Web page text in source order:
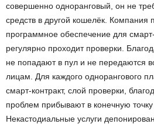
совершенно одноранговый, он не
средств в другой кошелёк. Компания
программное обеспечение для
регулярно проходит проверки.
не попадают в пул и не передаются
лицам. Для каждого однорангового
смарт-контракт, слой проверки,
проблем прибывают в конечную точку
Некастодиальные услуги